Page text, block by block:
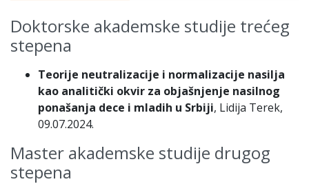
Doktorske akademske studije trećeg
stepena
Teorije neutralizacije i normalizacije nasilja
kao analitički okvir za objašnjenje nasilnog
ponašanja dece i mladih u Srbiji, Lidija Terek,
09.07.2024.
Master akademske studije drugog
stepena